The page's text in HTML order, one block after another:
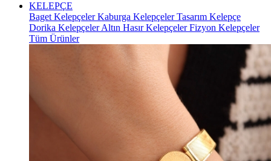
KELEPÇE
Baget KelepçelerKaburga KelepçelerTasarım Kelepçe
Dorika KelepçelerAltın Hasır KelepçelerFizyon Kelepçeler
Tüm Ürünler